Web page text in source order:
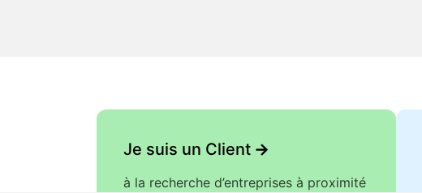
Je suis un Client ->
à la recherche d’entreprises à proximité